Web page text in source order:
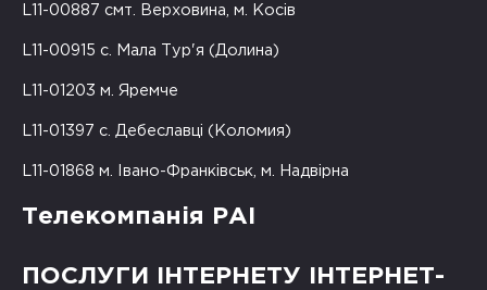
L11-00887 смт. Верховина, м. Косів
L11-00915 с. Мала Тур'я (Долина)
L11-01203 м. Яремче
L11-01397 с. Дебеславці (Коломия)
L11-01868 м. Івано-Франківськ, м. Надвірна
Телекомпанія РАІ
ПОСЛУГИ ІНТЕРНЕТУ ІНТЕРНЕТ-